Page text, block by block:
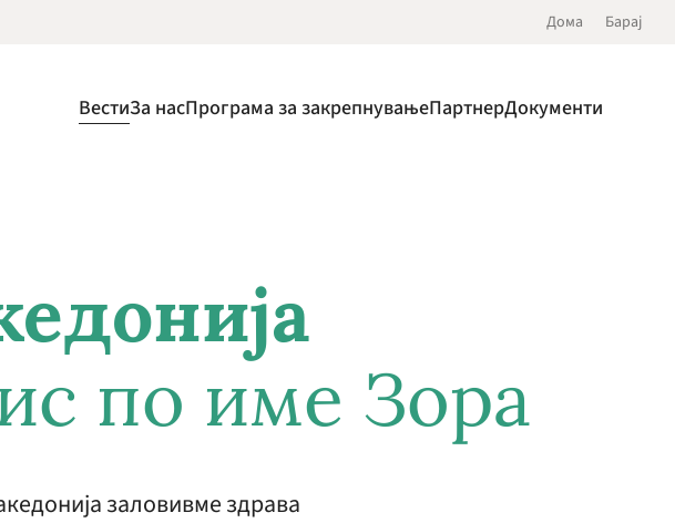
Дома Барај
ВестиЗа насПрограма за закрепнувањеПартнерДокументи
по име Зора
заловивме здрава